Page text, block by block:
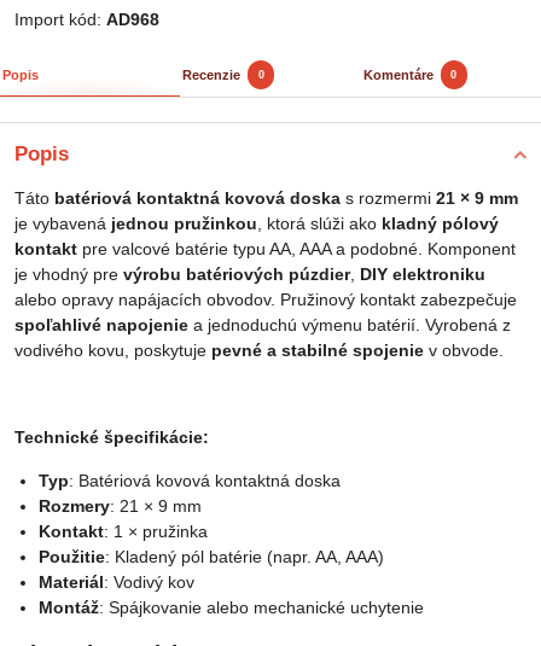
Import kód: AD968
Popis Recenzie 0 Komentáre 0
Popis
Táto batériová kontaktná kovová doska s rozmermi 21 × 9 mm
je vybavená jednou pružinkou, ktorá slúži ako kladný pólový
kontakt pre valcové batérie typu AA, AAA a podobné. Komponent
je vhodný pre výrobu batériových púzdier, DIY elektroniku
alebo opravy napájacích obvodov. Pružinový kontakt zabezpečuje
spoľahlivé napojenie a jednoduchú výmenu batérií. Vyrobená z
vodivého kovu, poskytuje pevné a stabilné spojenie v obvode.
Technické špecifikácie:
Typ: Batériová kovová kontaktná doska
Rozmery: 21 × 9 mm
Kontakt: 1 × pružinka
Použitie: Kladený pól batérie (napr. AA, AAA)
Materiál: Vodivý kov
Montáž: Spájkovanie alebo mechanické uchytenie